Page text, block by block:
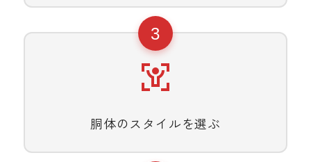
3
胴体のスタイルを選ぶ